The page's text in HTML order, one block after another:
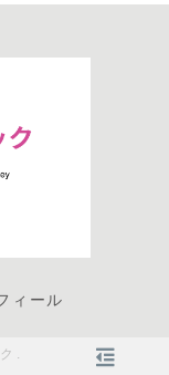
ィール
.